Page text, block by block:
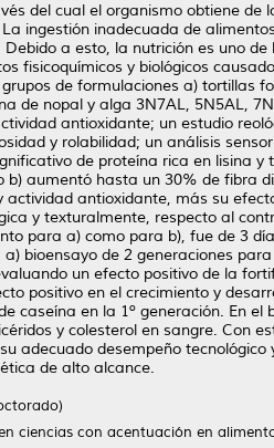
del cual el organismo obtiene
ingestión inadecuada de
a esto, la nutrición es uno
fisicoquímicos y biológicos
de formulaciones a) tortillas
de nopal y alga 3N7AL, 5N5AL,
antioxidante; un estudio
y rolabilidad; un análisis
de proteína rica en lisina
b) aumentó hasta un 30% de fibra
actividad antioxidante, más su
y texturalmente, respecto al
para a) como para b), fue de 3
bioensayo de 2 generaciones
un efecto positivo de la
positivo en el crecimiento y
caseína en la 1º generación. En
y colesterol en sangre. Con
adecuado desempeño
de alto alcance.
ciencias con acentuación en